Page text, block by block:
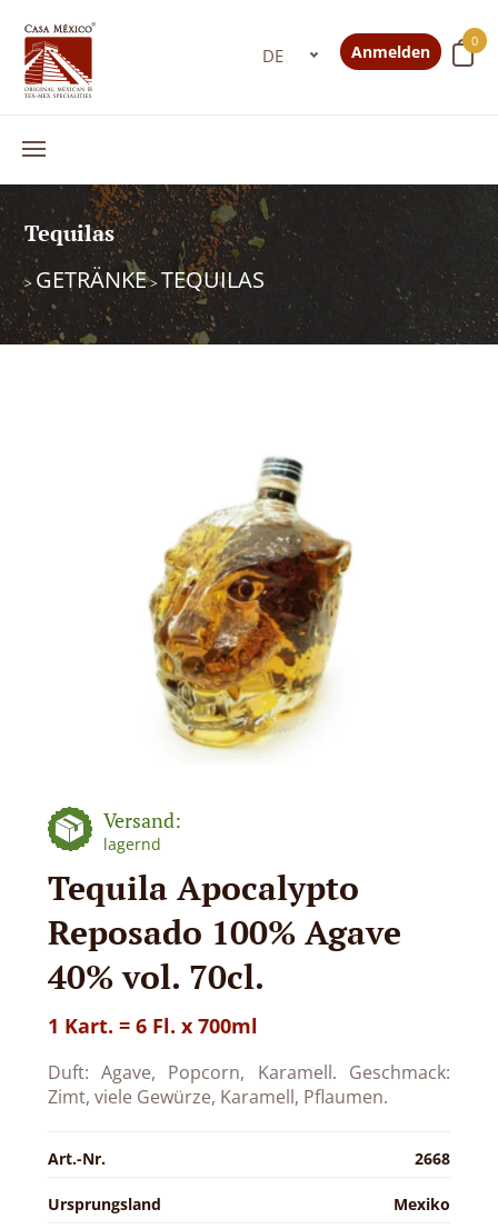
0
Anmelden
Tequilas
> GETRÄNKE>TEQUILAS
Versand:
lagernd
Tequila Apocalypto
Reposado 100% Agave
40% vol. 70cl.
1 Kart. = 6 Fl. x 700ml
Duft: Agave, Popcorn, Karamell. Geschmack:
Zimt, viele Gewürze, Karamell, Pflaumen.
Art.-Nr. 2668
Ursprungsland Mexiko